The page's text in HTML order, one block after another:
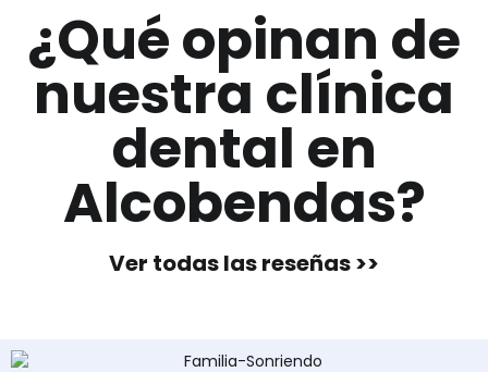
¿Qué opinan de
nuestra clínica
dental en
Alcobendas?
Ver todas las reseñas >>